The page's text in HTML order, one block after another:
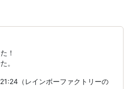
！
。
（レインボーファクトリーの